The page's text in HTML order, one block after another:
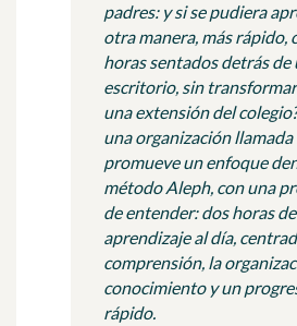
padres: y si se pudiera
otra manera, más rápido,
horas sentados detrás de
escritorio, sin transformar
una extensión del
una organización llamada
promueve un enfoque
método Aleph, con una
de entender: dos horas de
aprendizaje al día,
comprensión, la
conocimiento y un
rápido.